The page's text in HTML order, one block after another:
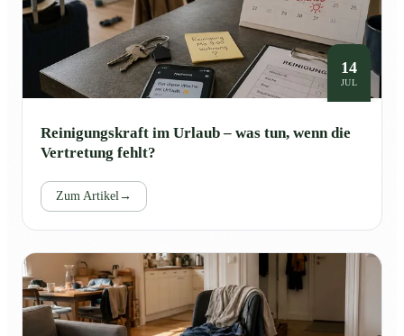
14
JUL
Reinigungskraft im Urlaub – was tun, wenn die
Vertretung fehlt?
Zum Artikel→